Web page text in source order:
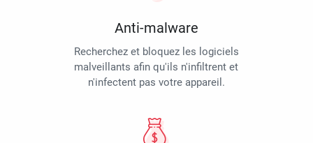
Anti-malware
Recherchez et bloquez les logiciels
malveillants afin qu'ils n'infiltrent et
n'infectent pas votre appareil.